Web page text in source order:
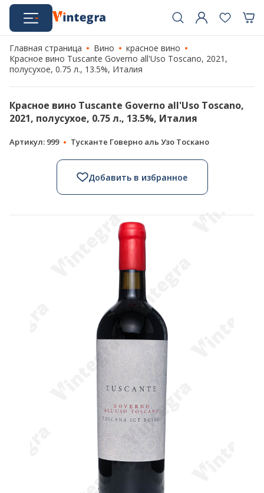
Главная страница Вино
красное вино
Красное вино Tuscante Governo all'Uso Toscano, 2021,
полусухое, 0.75 л., 13.5%, Италия
Красное вино Tuscante Governo all'Uso Toscano,
2021, полусухое, 0.75 л., 13.5%, Италия
Артикул: 999 Тусканте Говерно аль Узо Тоскано
Добавить в избранное